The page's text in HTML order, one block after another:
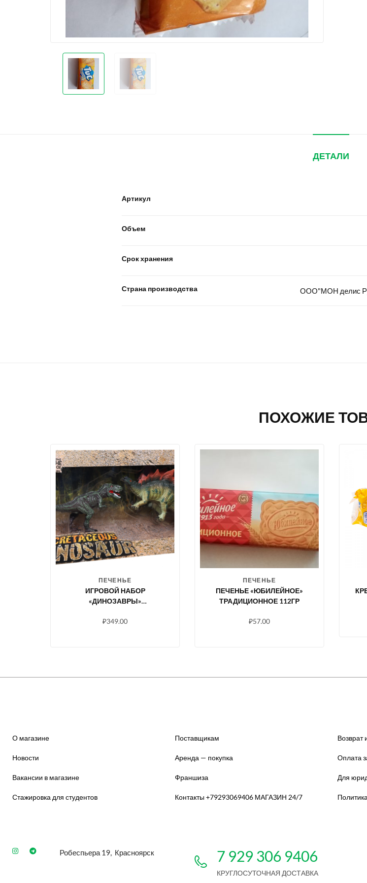
ДЕТАЛИ
Артикул
Объем
Срок хранения
Страна производства ООО"МОН делис
ПОХОЖИЕ
ПЕЧЕНЬЕ
ИГРОВОЙ НАБОР
«ДИНОЗАВРЫ»
СПИНОЗАВР/ТИРАННОЗАВР
₽349.00
ПЕЧЕНЬЕ
ПЕЧЕНЬЕ «ЮБИЛЕЙНОЕ»
ТРАДИЦИОННОЕ 112ГР
₽57.00
О магазине
Новости
Вакансии в магазине
Стажировка для студентов
Поставщикам
Аренда — покупка
Франшиза
Контакты +79293069406 МАГАЗИН 24/7
Возврат
Оплата
Для
Робеспьера 19, Красноярск 7 929 306 9406
КРУГЛОСУТОЧНАЯ ДОСТАВКА